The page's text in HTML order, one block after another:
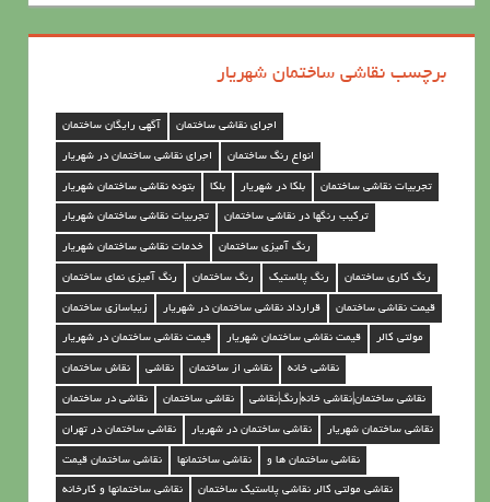
ش
ی
س
ن
د
ر
برچسب نقاشی ساختمان شهریار
آگهی رایگان ساختمان اجرای نقاشی ساختمان
اجرای نقاشی ساختمان در شهریار انواع رنگ ساختمان
بتونه نقاشی ساختمان شهریار بلکا بلکا در شهریار تجربیات نقاشی ساختمان
تجربیات نقاشی ساختمان شهریار ترکیب رنگها در نقاشی ساختمان
خدمات نقاشی ساختمان شهریار رنگ آمیزی ساختمان
رنگ آمیزی نمای ساختمان رنگ ساختمان رنگ پلاستیک رنگ کاری ساختمان
زیباسازی ساختمان قرارداد نقاشی ساختمان در شهریار قیمت نقاشی ساختمان
قیمت نقاشی ساختمان در شهریار قیمت نقاشی ساختمان شهریار مولتی کالر
نقاش ساختمان نقاشی نقاشی از ساختمان نقاشی خانه
نقاشی در ساختمان نقاشی ساختمان نقاشی ساختمان|نقاشی خانه|رنگ|نقاشی
نقاشی ساختمان در تهران نقاشی ساختمان در شهریار نقاشی ساختمان شهریار
نقاشی ساختمان قیمت نقاشی ساختمانها نقاشی ساختمان ها و
نقاشی ساختمانها و کارخانه نقاشی مولتی کالر نقاشی پلاستیک ساختمان